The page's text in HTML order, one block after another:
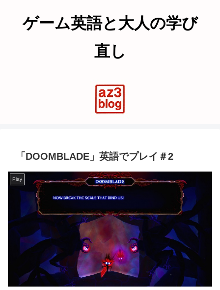
ゲーム英語と大人の学び
直し
「DOOMBLADE」英語でプレイ＃2
Play